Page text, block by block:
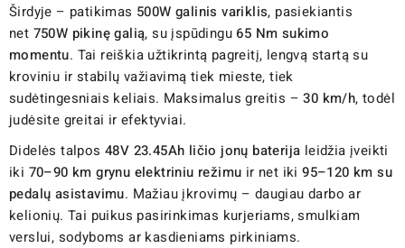
Širdyje – patikimas 500W galinis variklis, pasiekiantis
net 750W pikinę galią, su įspūdingu 65 Nm sukimo
momentu. Tai reiškia užtikrintą pagreitį, lengvą startą su
kroviniu ir stabilų važiavimą tiek mieste, tiek
sudėtingesniais keliais. Maksimalus greitis –30 km/h, todėl
judėsite greitai ir efektyviai.
Didelės talpos 48V 23.45Ah ličio jonų baterija leidžia įveikti
iki 70–90 km grynu elektriniu režimu ir net iki95–120 km su
pedalų asistavimu. Mažiau įkrovimų – daugiau darbo ar
kelionių. Tai puikus pasirinkimas kurjeriams, smulkiam
verslui, sodyboms ar kasdieniams pirkiniams.